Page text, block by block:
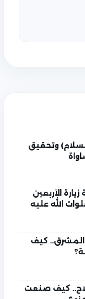
وتحقيق
الأربعين
الله عليه
المشرق.. كيف
كيف صنعت